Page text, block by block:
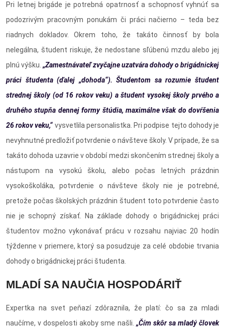
Pri letnej brigáde je potrebná opatrnosť a schopnosť vyhnúť sa
podozrivým pracovným ponukám či práci načierno – teda bez
riadnych dokladov. Okrem toho, že takáto činnosť by bola
nelegálna, študent riskuje, že nedostane sľúbenú mzdu alebo jej
plnú výšku. „Zamestnávateľ zvyčajne uzatvára dohody o brigádnickej
práci študenta (ďalej „dohoda“). Študentom sa rozumie študent
strednej školy (od 16 rokov veku) a študent vysokej školy prvého a
druhého stupňa dennej formy štúdia, maximálne však do dovŕšenia
26 rokov veku,“ vysvetlila personalistka. Pri podpise tejto dohody je
nevyhnutné predložiť potvrdenie o návšteve školy. V prípade, že sa
takáto dohoda uzavrie v období medzi skončením strednej školy a
nástupom na vysokú školu, alebo počas letných prázdnin
vysokoškoláka, potvrdenie o návšteve školy nie je potrebné,
pretože počas školských prázdnin študent toto potvrdenie často
nie je schopný získať. Na základe dohody o brigádnickej práci
študentov možno vykonávať prácu v rozsahu najviac 20 hodín
týždenne v priemere, ktorý sa posudzuje za celé obdobie trvania
dohody o brigádnickej práci študenta.
MLADÍ SA NAUČIA HOSPODÁRIŤ
Expertka na svet peňazí zdôraznila, že platí: čo sa za mladi
naučíme, v dospelosti akoby sme našli. „Čím skôr sa mladý človek